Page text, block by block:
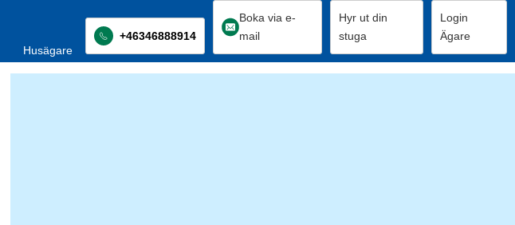
Husägare
+46346888914
Boka via e-
mail
Hyr ut din
stuga
Login
Ägare